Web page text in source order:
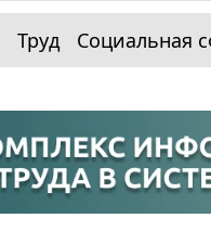
Труд Социальная